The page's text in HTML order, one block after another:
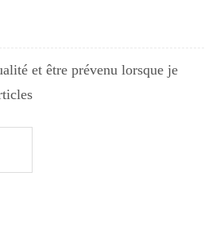
et être prévenu lorsque je